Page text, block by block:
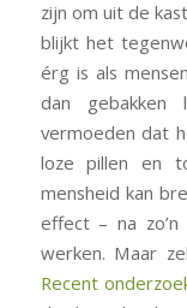
zijn om uit de
blijkt het
érg is als
dan gebakken
vermoeden dat
loze pillen en
mensheid kan
effect – na
werken. Maar
Recent